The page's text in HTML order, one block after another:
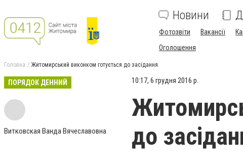
Новини
Фотозвіти Вакансії
Оголошення
Головна Житомирський виконком готується до засідання
ПОРЯДОК ДЕННИЙ
Витковская Ванда Вячеславовна
10:17, 6 грудня 2016 р.
до